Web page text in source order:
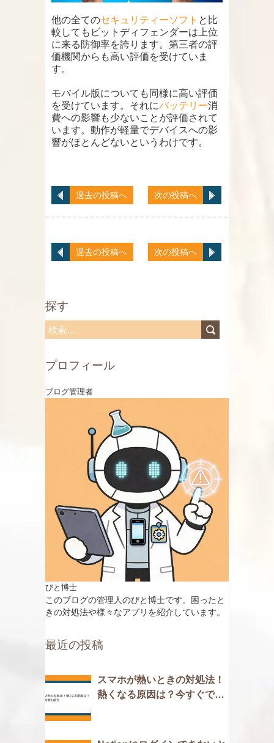
他の全てのセキュリティーソフト と比
較してもビットディフェンダーは上位
に来る防御率を誇ります。第三者の評
価機関からも高い評価を受けていま
す。
モバイル版についても同様に高い評価
を受けています。それにバッテリー消
費への影響も少ないことが評価されて
います。動作が軽量でデバイスへの影
響がほとんどないというわけです。
過去の投稿へ 次の投稿へ
過去の投稿へ 次の投稿へ
探す
検
:プロフィール
ブログ管理者
びと博士
このブログの管理人のびと博士です。困ったと
きの対処法や様々なアプリを紹介しています。
最近の投稿
スマホが熱いときの対処法！
熱くなる原因は？今すぐでき